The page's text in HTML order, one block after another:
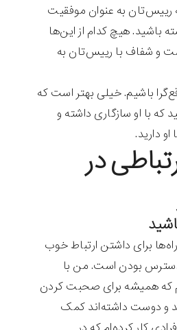
رییس‌تان به عنوان موفقیت
باشید. هیچ کدام از این‌ها
و شفاف با رییس‌تان به
باشیم. خیلی بهتر است که
که با او سازگاری داشته و
دارید.
در
برای داشتن ارتباط خوب
بودن است. من با
که همیشه برای صحبت کردن
و دوست داشته‌اند کمک